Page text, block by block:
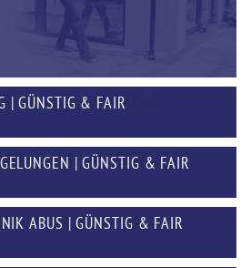
| GÜNSTIG & FAIR
| GÜNSTIG & FAIR
ABUS | GÜNSTIG & FAIR